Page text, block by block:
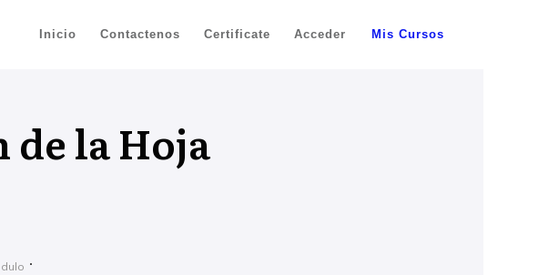
Inicio Contactenos Certificate Acceder Mis Cursos
de la Hoja